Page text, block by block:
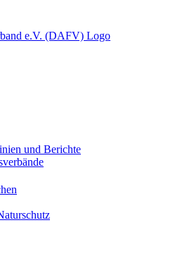
und Berichte